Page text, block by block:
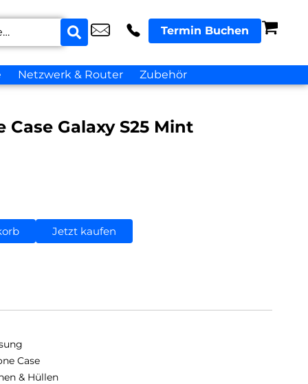
Termin Buchen
Netzwerk & Router Zubehör
Case Galaxy S25 Mint
Jetzt kaufen
Case
& Hüllen